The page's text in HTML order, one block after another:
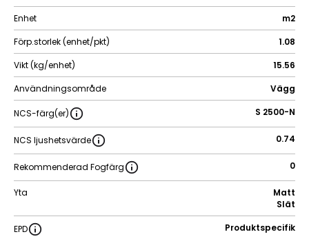
Enhet
m2
Förp.storlek (enhet/pkt)
1.08
Vikt (kg/enhet)
15.56
Användningsområde
Vägg
NCS-färg(er) S 2500-N
NCS ljushetsvärde 0.74
Rekommenderad Fogfärg 0
Yta
Matt
Slät
EPD Produktspecifik